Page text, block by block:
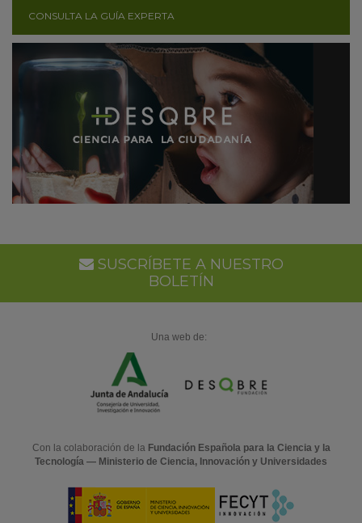
CONSULTA LA GUÍA EXPERTA
SUSCRÍBETE A NUESTRO
BOLETÍN
Una web de:
Con la colaboración de la Fundación Española para la Ciencia y la
Tecnología — Ministerio de Ciencia, Innovación y Universidades